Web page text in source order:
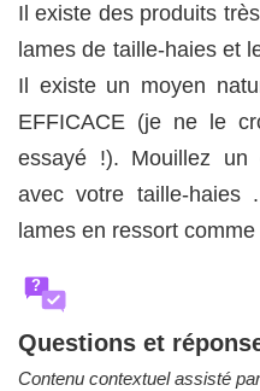
Il existe des produits
lames de taille-haies et
Il existe un moyen
EFFICACE (je ne le
essayé !). Mouillez un
avec votre taille-
lames en ressort
?
Questions et
Contenu contextuel assisté